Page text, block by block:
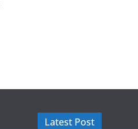
Latest Post